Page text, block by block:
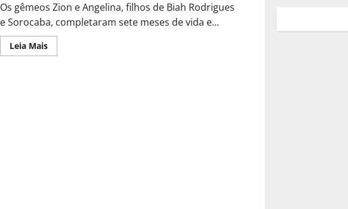
Os gêmeos Zion e Angelina, filhos de Biah Rodrigues
e Sorocaba, completaram sete meses de vida e...
Leia Mais